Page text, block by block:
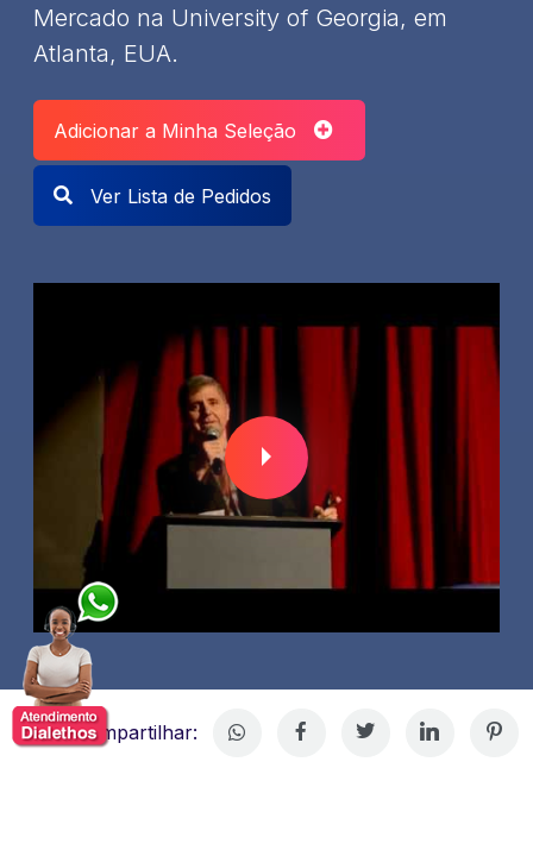
Mercado na University of Georgia, em
Atlanta, EUA.
Adicionar a Minha Seleção
Ver Lista de Pedidos
Compartilhar: